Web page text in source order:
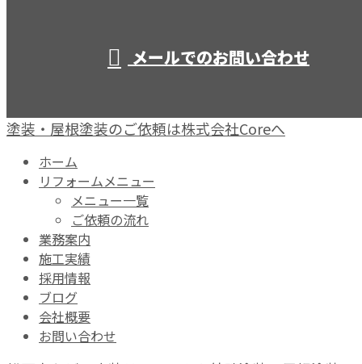
メールでのお問い合わせ
塗装・屋根塗装のご依頼は株式会社Coreへ
ホーム
リフォームメニュー
メニュー一覧
ご依頼の流れ
業務案内
施工実績
採用情報
ブログ
会社概要
お問い合わせ